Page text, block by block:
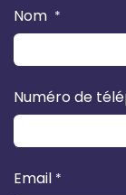
Nom *
Numéro de
Email *